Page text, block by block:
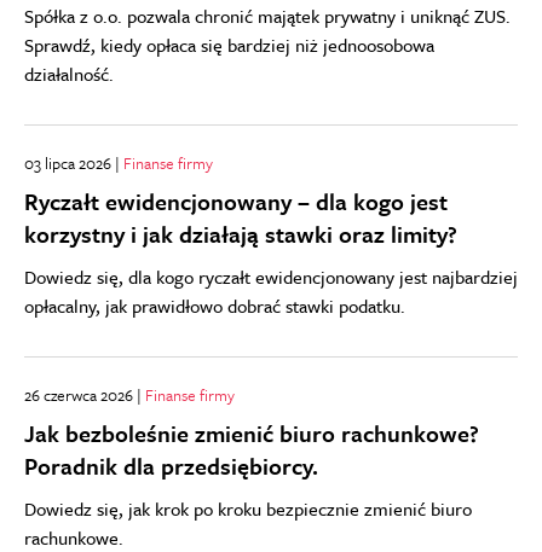
Spółka z o.o. pozwala chronić majątek prywatny i uniknąć ZUS.
Sprawdź, kiedy opłaca się bardziej niż jednoosobowa
działalność.
03 lipca 2026 | Finanse firmy
Ryczałt ewidencjonowany – dla kogo jest
korzystny i jak działają stawki oraz limity?
Dowiedz się, dla kogo ryczałt ewidencjonowany jest najbardziej
opłacalny, jak prawidłowo dobrać stawki podatku.
26 czerwca 2026 | Finanse firmy
Jak bezboleśnie zmienić biuro rachunkowe?
Poradnik dla przedsiębiorcy.
Dowiedz się, jak krok po kroku bezpiecznie zmienić biuro
rachunkowe.